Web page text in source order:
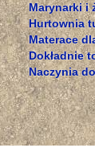
Marynarki i
Hurtownia
Materace
Dokładnie
Naczynia